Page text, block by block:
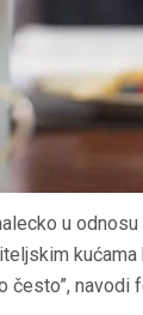
u
često”, navodi